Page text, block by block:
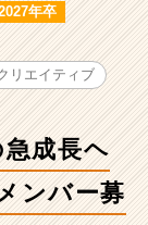
年卒
リエイティブ
急成長ヘ
ンバー募